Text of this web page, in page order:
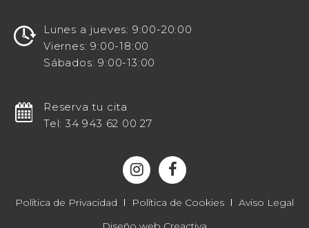
en
destacado
centro
Lunes a jueves: 9:00-20:00
Viernes: 9:00-18:00
Sábados: 9:00-13:00
Reserva tu cita
Tel: 34 943 62 00 27
Política de Privacidad Política de Cookies
Aviso Legal